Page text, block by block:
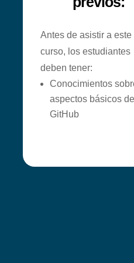
Antes de asistir a este
curso, los estudiantes
deben tener:
Conocimientos
aspectos básicos de
GitHub